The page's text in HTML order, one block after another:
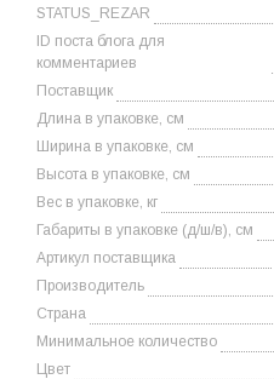
STATUS_REZAR
ID поста блога для
комментариев
Поставщик
Длина в упаковке, см
Ширина в упаковке, см
Высота в упаковке, см
Вес в упаковке, кг
Габариты в упаковке (д/ш/в), см
Артикул поставщика
Производитель
Страна
Минимальное количество
Цвет